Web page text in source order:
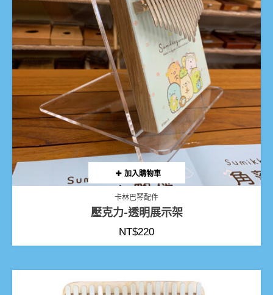
加入購物車
卡林巴琴配件
壓克力-透明展示架
NT$220